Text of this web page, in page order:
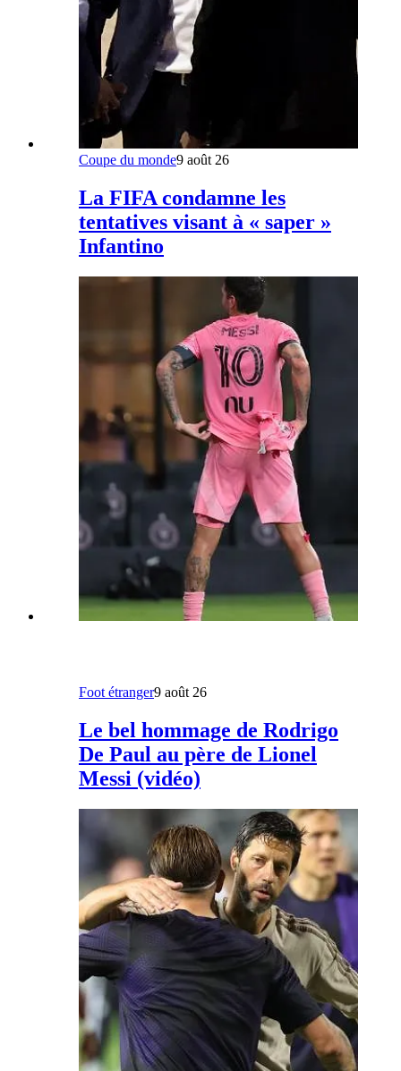
Coupe du monde9 août 26
La FIFA condamne les
tentatives visant à « saper »
Infantino
Foot étranger9 août 26
Le bel hommage de Rodrigo
De Paul au père de Lionel
Messi (vidéo)